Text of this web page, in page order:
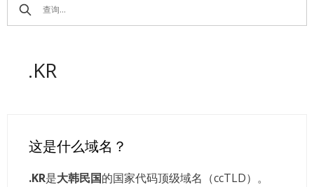
.KR
这是什么域名？
.KR是大韩民国的国家代码顶级域名（ccTLD）。